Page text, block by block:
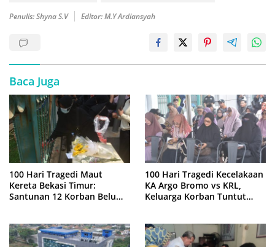
Penulis: Shyna S.V Editor: M.Y Ardiansyah
Baca Juga
100 Hari Tragedi Maut
Kereta Bekasi Timur:
Santunan 12 Korban Belum
100 Hari Tragedi Kecelakaan
KA Argo Bromo vs KRL,
Keluarga Korban Tuntut